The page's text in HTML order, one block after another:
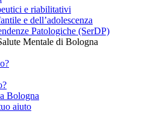
e riabilitativi
e dell’adolescenza
Patologiche (SerDP)
Mentale di Bologna
Bologna
aiuto